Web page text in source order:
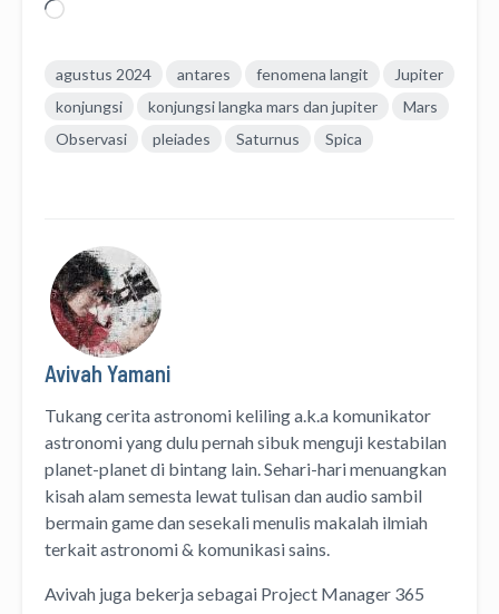
Memuat...
agustus 2024 antares fenomena langit
Jupiter
konjungsi
konjungsi langka mars dan jupiter
Mars
Observasi
pleiades Saturnus Spica
Avivah Yamani
Tukang cerita astronomi kelilinga.k.a komunikator
astronomiyang dulu pernah sibuk menguji kestabilan
planet-planet di bintang lain. Sehari-hari menuangkan
kisah alam semesta lewattulisandanaudio sambil
bermain game dan sesekali menulis makalah ilmiah
terkait astronomi & komunikasi sains.
Avivah juga bekerja sebagai Project Manager 365